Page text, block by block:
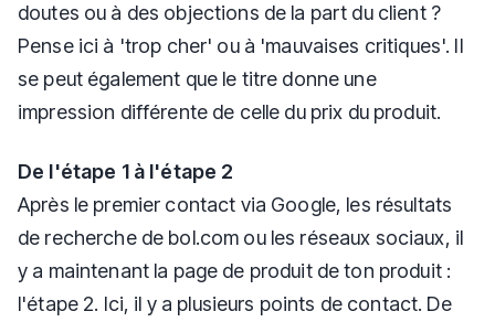
doutes ou à des objections de la part du client ?
Pense ici à 'trop cher' ou à 'mauvaises critiques'. Il
se peut également que le titre donne une
impression différente de celle du prix du produit.
De l'étape 1 à l'étape 2
Après le premier contact via Google, les résultats
de recherche de bol.com ou les réseaux sociaux, il
y a maintenant la page de produit de ton produit :
l'étape 2. Ici, il y a plusieurs points de contact. De